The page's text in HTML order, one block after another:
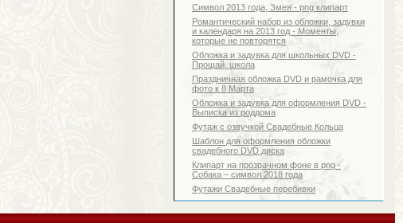
Символ 2013 года, Змея - png клипарт
Романтический набор из обложки, задувки
и календаря на 2013 год - Моменты,
которые не повторятся
Обложка и задувка для школьных DVD -
Прощай, школа
Праздничная обложка DVD и рамочка для
фото к 8 Марта
Обложка и задувка для оформления DVD -
Выписка из роддома
Футаж с озвучкой Свадебные Кольца
Шаблон для оформления обложки
свадебного DVD диска
Клипарт на прозрачном фоне в png -
Собака – символ 2018 года
Футажи Свадебные перебивки